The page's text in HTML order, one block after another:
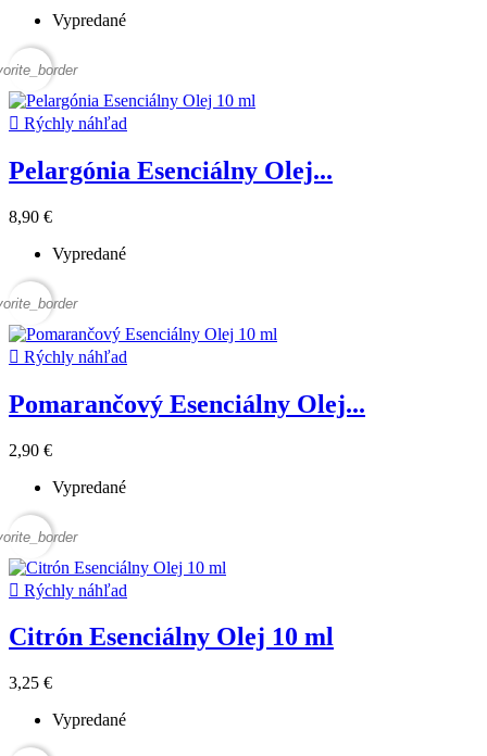
Vypredané
 Rýchly náhľad
Pelargónia Esenciálny Olej...
8,90 €
Vypredané
 Rýchly náhľad
Pomarančový Esenciálny Olej...
2,90 €
Vypredané
 Rýchly náhľad
Citrón Esenciálny Olej 10 ml
3,25 €
Vypredané